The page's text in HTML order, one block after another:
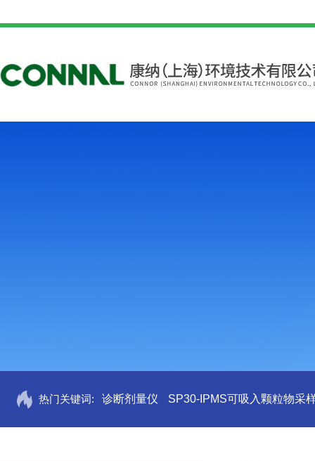
热门关键词: 诊断剂量仪 SP30-IPMS可吸入颗粒物采